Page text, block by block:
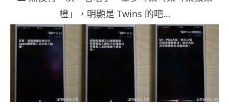
橙」，明顯是 Twins 的吧…